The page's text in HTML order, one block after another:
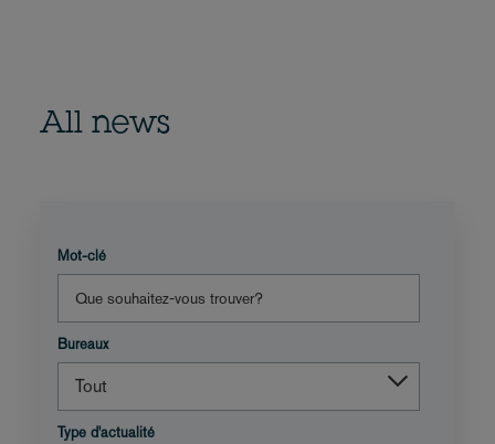
All news
Mot-clé
Bureaux
Type d'actualité